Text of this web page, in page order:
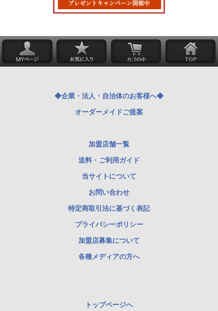
◆企業・法人・自治体のお客様へ◆
オーダーメイドご提案
加盟店舗一覧
送料・ご利用ガイド
当サイトについて
お問い合わせ
特定商取引法に基づく表記
プライバシーポリシー
加盟店募集について
各種メディアの方へ
トップページへ